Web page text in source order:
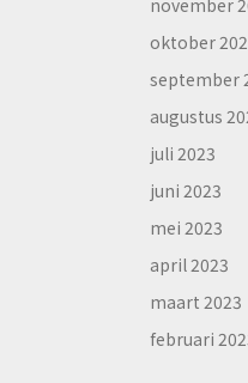
november
oktober
september
augustus
juli 2023
juni 2023
mei 2023
april 2023
maart 2023
februari